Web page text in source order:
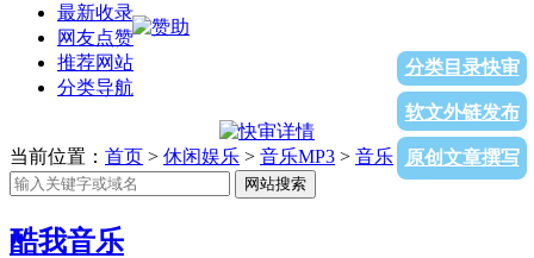
最新收录
网友点赞
推荐网站
分类导航
分类目录快审
软文外链发布
原创文章撰写
当前位置： 首页 > 休闲娱乐 > 音乐MP3 > 音乐 > 酷我音乐
网站搜索
酷我音乐